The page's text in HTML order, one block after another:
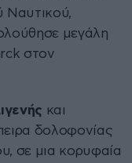
Ναυτικού,
μεγάλη
στον
και
δολοφονίας
σε μια κορυφαία